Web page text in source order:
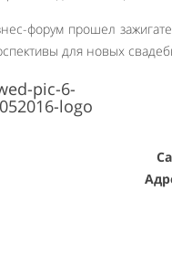
форум прошел
для новых